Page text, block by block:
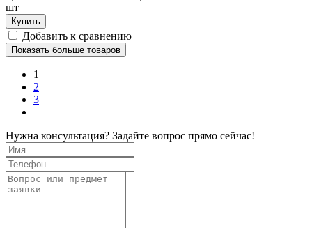
шт
Купить
Добавить к сравнению
Показать больше товаров
1
2
3
Нужна консультация? Задайте вопрос прямо сейчас!